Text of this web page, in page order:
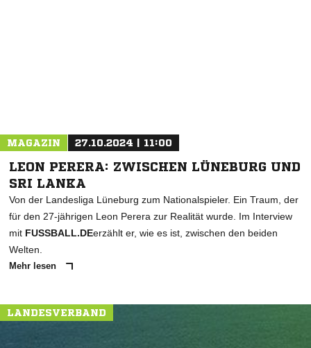
MAGAZIN 27.10.2024 | 11:00
LEON PERERA: ZWISCHEN LÜNEBURG UND
SRI LANKA
Von der Landesliga Lüneburg zum Nationalspieler. Ein Traum, der
für den 27-jährigen Leon Perera zur Realität wurde. Im Interview
mit FUSSBALL.DEerzählt er, wie es ist, zwischen den beiden
Welten.
Mehr lesen
LANDESVERBAND